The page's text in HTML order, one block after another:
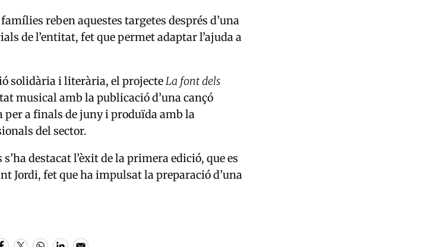
famílies reben aquestes targetes després d’una
de l’entitat, fet que permet adaptar l’ajuda a
solidària i literària, el projecteLa font dels
musical amb la publicació d’una cançó
per a finals de juny i produïda amb la
del sector.
destacat l’èxit de la primera edició, que es
Jordi, fet que ha impulsat la preparació d’una